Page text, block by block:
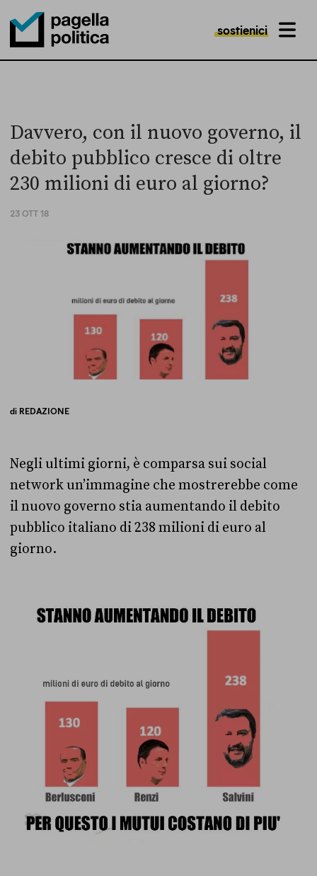
Pagella Politica Logo
sostienici MENU
Davvero, con il nuovo governo, il
debito pubblico cresce di oltre
230 milioni di euro al giorno?
23 OTT 18
di REDAZIONE
Negli ultimi giorni, è comparsa sui social
network un’immagine che mostrerebbe come
il nuovo governo stia aumentando il debito
pubblico italiano di 238 milioni di euro al
giorno.